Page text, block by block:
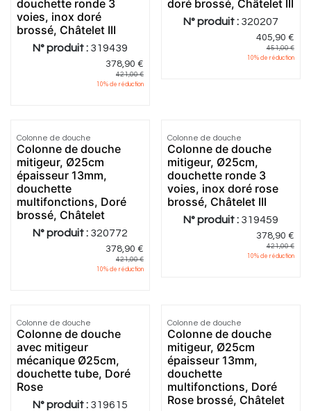
douchette ronde 3
voies, inox doré
brossé, Châtelet III
N° produit : 319439
378,90 €
421,00€
10% de réduction
doré brossé, Châtelet III
N° produit : 320207
405,90 €
451,00€
10% de réduction
Colonne de douche
Colonne de douche
mitigeur, Ø25cm
épaisseur 13mm,
douchette
multifonctions, Doré
brossé, Châtelet
N° produit : 320772
378,90 €
421,00€
10% de réduction
Colonne de douche
Colonne de douche
mitigeur, Ø25cm,
douchette ronde 3
voies, inox doré rose
brossé, Châtelet III
N° produit : 319459
378,90 €
421,00€
10% de réduction
Colonne de douche
Colonne de douche
avec mitigeur
mécanique Ø25cm,
douchette tube, Doré
Rose
N° produit : 319615
Colonne de douche
Colonne de douche
mitigeur, Ø25cm
épaisseur 13mm,
douchette
multifonctions, Doré
Rose brossé, Châtelet